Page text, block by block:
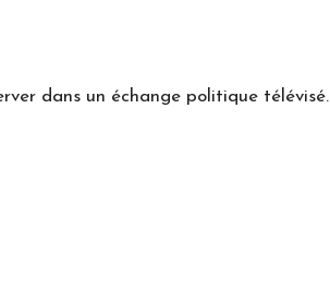
dans un échange politique télévisé.